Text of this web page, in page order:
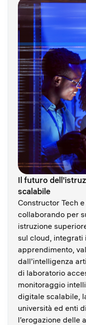
Il futuro
scalabile
Constructor Tech
collaborando per
istruzione
sul cloud,
apprendimento,
dall’intelligenza
di laboratorio
monitoraggio
digitale scalabile,
università ed enti
l’erogazione delle